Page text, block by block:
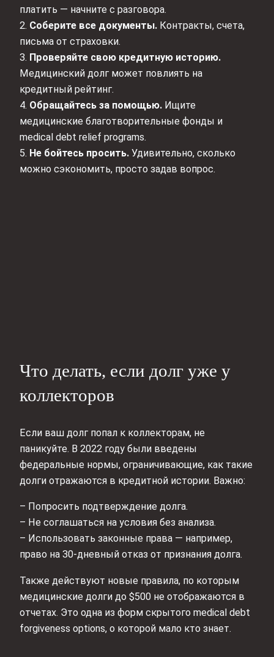
платить — начните с разговора.
2. Соберите все документы. Контракты, счета,
письма от страховки.
3. Проверяйте свою кредитную историю.
Медицинский долг может повлиять на
кредитный рейтинг.
4. Обращайтесь за помощью. Ищите
медицинские благотворительные фонды и
medical debt relief programs.
5. Не бойтесь просить. Удивительно, сколько
можно сэкономить, просто задав вопрос.
Что делать, если долг уже у
коллекторов
Если ваш долг попал к коллекторам, не
паникуйте. В 2022 году были введены
федеральные нормы, ограничивающие, как такие
долги отражаются в кредитной истории. Важно:
– Попросить подтверждение долга.
– Не соглашаться на условия без анализа.
– Использовать законные права — например,
право на 30-дневный отказ от признания долга.
Также действуют новые правила, по которым
медицинские долги до $500 не отображаются в
отчетах. Это одна из форм скрытого medical debt
forgiveness options, о которой мало кто знает.